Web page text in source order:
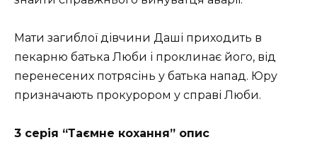
Мати загиблої дівчини Даші приходить в
пекарню батька Люби і проклинає його, від
перенесених потрясінь у батька напад. Юру
призначають прокурором у справі Люби.
3 серія “Таємне кохання” опис